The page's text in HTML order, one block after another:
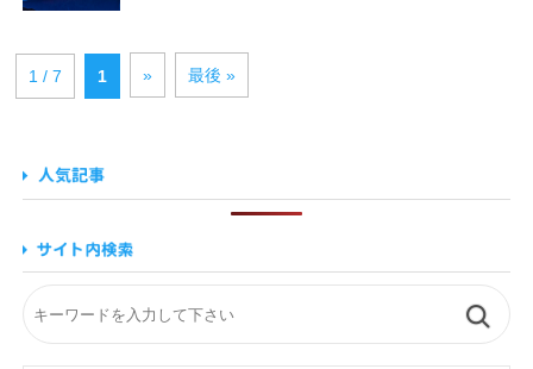
1 / 7 1 » 最後 »